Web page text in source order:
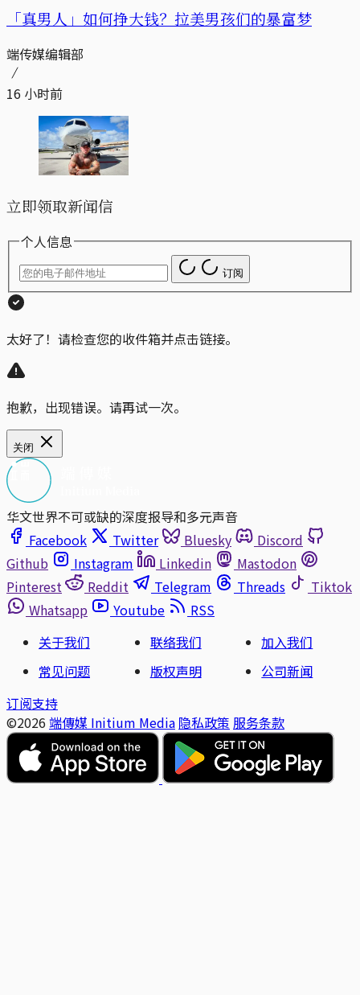
「真男人」如何挣大钱？拉美男孩们的暴富梦
端传媒编辑部
16 小时前
立即领取新闻信
个人信息
订阅
太好了！请检查您的收件箱并点击链接。
抱歉，出现错误。请再试一次。
关闭
华文世界不可或缺的深度报导和多元声音
Facebook
Twitter Bluesky
Discord
Github
Instagram Linkedin
Mastodon
Pinterest
Reddit Telegram Threads
Tiktok
Whatsapp
Youtube
RSS
关于我们
联络我们
加入我们
常见问题
版权声明
公司新闻
订阅支持
©2026 端傳媒 Initium Media 隐私政策 服务条款